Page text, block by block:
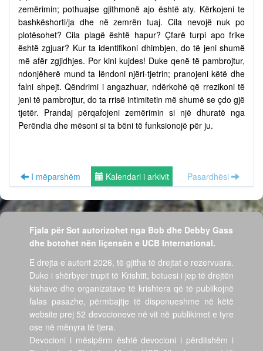
zemërimin; pothuajse gjithmonë ajo është aty. Kërkojeni te
bashkëshorti/ja dhe në zemrën tuaj. Cila nevojë nuk po
plotësohet? Cila plagë është hapur? Çfarë turpi apo frike
është zgjuar? Kur ta identifikoni dhimbjen, do të jeni shumë
më afër zgjidhjes. Por kini kujdes! Duke qenë të pambrojtur,
ndonjëherë mund ta lëndoni njëri-tjetrin; pranojeni këtë dhe
falni shpejt. Qëndrimi i angazhuar, ndërkohë që rrezikoni të
jeni të pambrojtur, do ta rrisë intimitetin më shumë se çdo gjë
tjetër. Prandaj përqafojeni zemërimin si një dhuratë nga
Perëndia dhe mësoni si ta bëni të funksionojë për ju.
I mëparshëm Kalendari i arkivit Pasardhësi
Fjala për Sot autorizohet nga Bob dhe Debby Gass
dhe botohet nën liçensën e UCB International.
E drejta e autorit 2026, të gjitha të drejtat e rezervuara.
Duke i shërbyer trupit të Krishtit, botuesi i jep të drejtën
kishave dhe organizatave të krishtera që të publikojnë
falas pasazhe, përmbajtje të disponueshme në këtë
website prej 52 devocioneve në vit në publikimet e tyre
ose në mënyra të tjera.
Devocioni i mësipërm është devocioni i përditshëm i